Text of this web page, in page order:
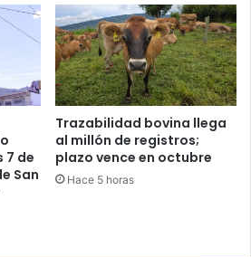
7 de
San
Trazabilidad bovina llega
al millón de registros;
plazo vence en octubre
Hace 5 horas